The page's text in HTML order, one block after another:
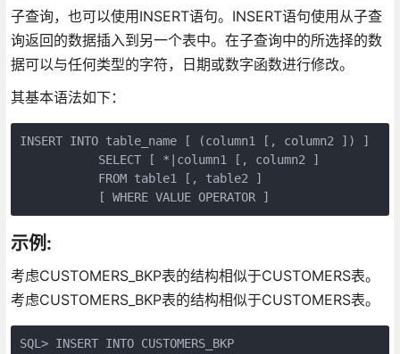
子查询，也可以使用INSERT语句。INSERT语句使用从子查
询返回的数据插入到另一个表中。在子查询中的所选择的数
据可以与任何类型的字符，日期或数字函数进行修改。
其基本语法如下：
INSERT INTO table_name [ (column1 [, column2 ]) ]
           SELECT [ *|column1 [, column2 ]
           FROM table1 [, table2 ]
           [ WHERE VALUE OPERATOR ]
示例:
考虑CUSTOMERS_BKP表的结构相似于CUSTOMERS表。
考虑CUSTOMERS_BKP表的结构相似于CUSTOMERS表。
SQL> INSERT INTO CUSTOMERS_BKP